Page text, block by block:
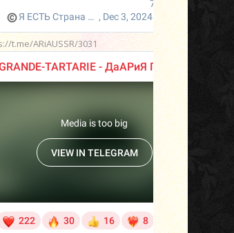
t.me/ARiAUSSR/3031